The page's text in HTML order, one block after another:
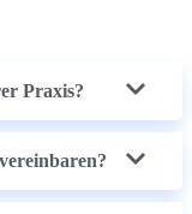
Praxis?